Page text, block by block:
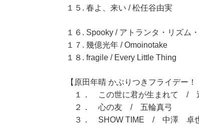
１５. 春よ、来い / 松任谷由実
１６. Spooky / アトランタ・リズム
１７. 幾億光年 / Omoinotake
１８. fragile / Every Little Thing
【原田年晴 かぶりつきフライデー
１． この世に君が生まれて /
２． 心の友 / 五輪真弓
３． SHOW TIME / 中澤 卓